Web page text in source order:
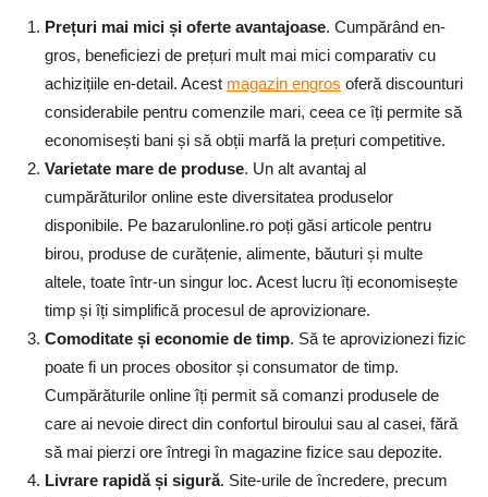
Prețuri mai mici și oferte avantajoase. Cumpărând en-
gros, beneficiezi de prețuri mult mai mici comparativ cu
achizițiile en-detail. Acest magazin engros oferă discounturi
considerabile pentru comenzile mari, ceea ce îți permite să
economisești bani și să obții marfă la prețuri competitive.
Varietate mare de produse. Un alt avantaj al
cumpărăturilor online este diversitatea produselor
disponibile. Pe bazarulonline.ro poți găsi articole pentru
birou, produse de curățenie, alimente, băuturi și multe
altele, toate într-un singur loc. Acest lucru îți economisește
timp și îți simplifică procesul de aprovizionare.
Comoditate și economie de timp. Să te aprovizionezi fizic
poate fi un proces obositor și consumator de timp.
Cumpărăturile online îți permit să comanzi produsele de
care ai nevoie direct din confortul biroului sau al casei, fără
să mai pierzi ore întregi în magazine fizice sau depozite.
Livrare rapidă și sigură. Site-urile de încredere, precum